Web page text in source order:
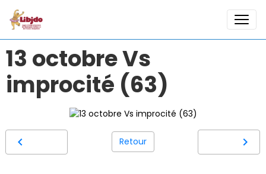
13 octobre Vs
improcité (63)
Retour